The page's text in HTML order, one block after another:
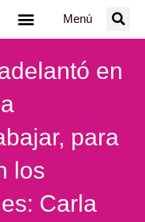
Menú
en
para
los
Carla